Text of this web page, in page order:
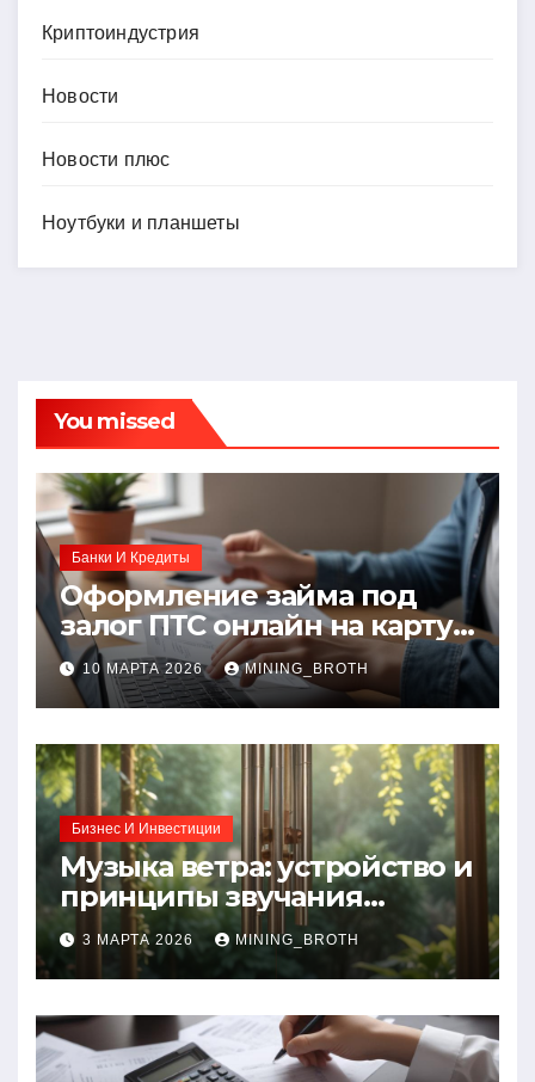
Криптоиндустрия
Новости
Новости плюс
Ноутбуки и планшеты
You missed
Банки И Кредиты
Оформление займа под
залог ПТС онлайн на карту
без визита в офис: порядок,
требования и документы
10 МАРТА 2026 MINING_BROTH
Бизнес И Инвестиции
Музыка ветра: устройство и
принципы звучания
колокольчиков
3 МАРТА 2026 MINING_BROTH